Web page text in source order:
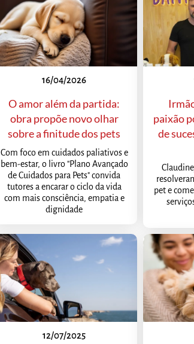
16/04/2026
O amor além da partida:
obra propõe novo olhar
sobre a finitude dos pets
Com foco em cuidados paliativos e
bem-estar, o livro "Plano Avançado
de Cuidados para Pets" convida
tutores a encarar o ciclo da vida
com mais consciência, empatia e
dignidade
paixão
de
pet e
12/07/2025